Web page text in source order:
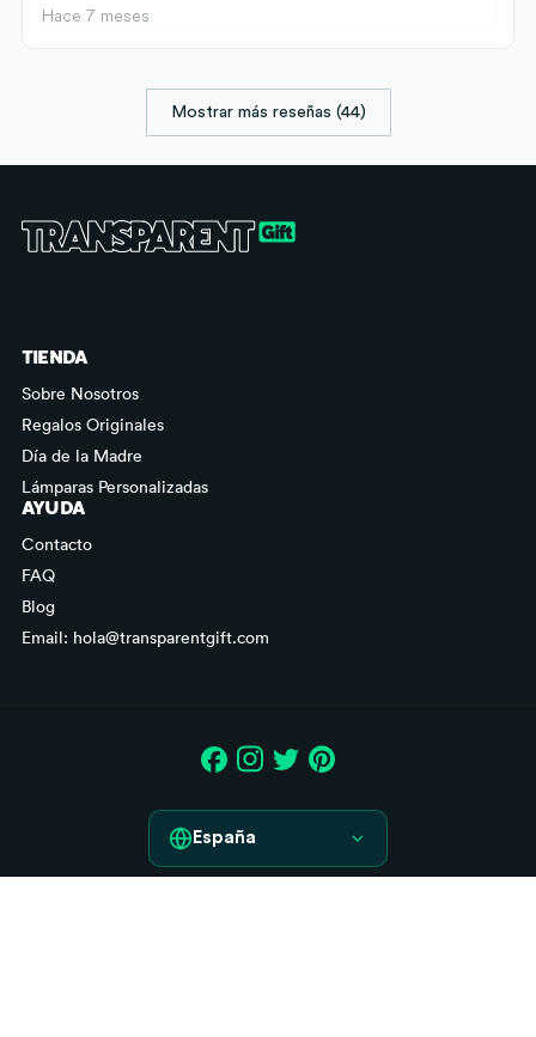
Hace 7 meses
Mostrar más reseñas (44)
TIENDA
Sobre Nosotros
Regalos Originales
Día de la Madre
Lámparas Personalizadas
AYUDA
Contacto
FAQ
Blog
Email: hola@transparentgift.com
España